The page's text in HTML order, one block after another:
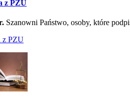
z PZU
Szanowni Państwo, osoby, które
z PZU